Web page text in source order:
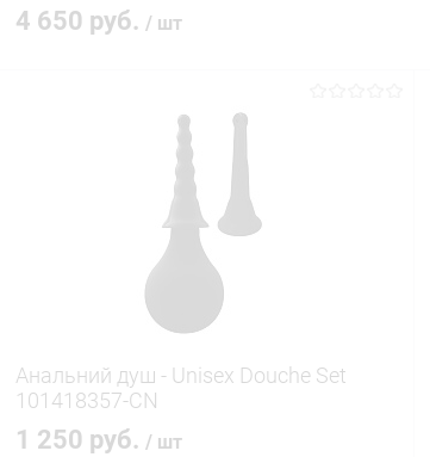
4 650 руб. / шт
В корзину
В наличии
Анальний душ - Unisex Douche Set
101418357-CN
1 250 руб. / шт